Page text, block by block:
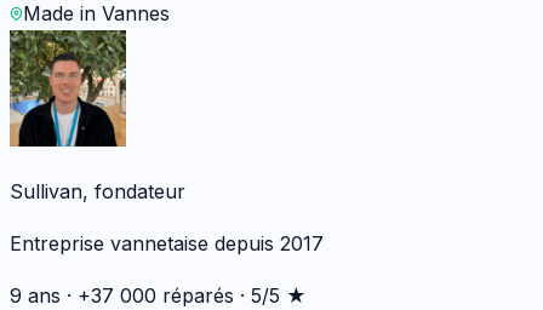
Made in Vannes
Sullivan, fondateur
Entreprise vannetaise depuis 2017
9 ans · +37 000 réparés · 5/5 ★